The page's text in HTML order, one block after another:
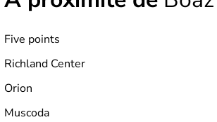
Five points
Richland Center
Orion
Muscoda